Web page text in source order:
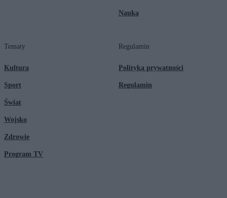
Nauka
Tematy
Kultura
Sport
Świat
Wojsko
Zdrowie
Program TV
Regulamin
Polityka prywatności
Regulamin